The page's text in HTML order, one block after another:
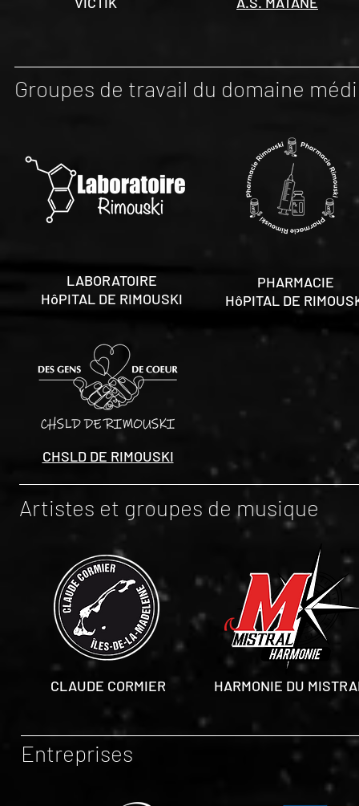
Groupes de travail du domaine
LABORATOIRE
HôPITAL DE RIMOUSKI
PHARMACIE
HôPITAL DE
CHSLD DE RIMOUSKI
Artistes et groupes de musique
CLAUDE CORMIER HARMONIE DU
Entreprises